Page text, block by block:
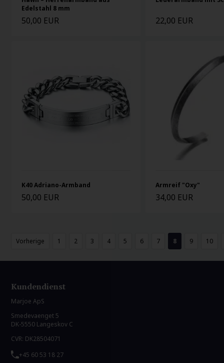
Edelstahl 8 mm
50,00 EUR 22,00 EUR
K40 Adriano-Armband
50,00 EUR
Armreif "Oxy"
34,00 EUR
Vorherige 1 2 3 4 5 6 7 8 9 10
Kundendienst
Marjoe ApS
Smedevaenget 5
DK-5550 Langeskov C
CVR: DK28504071
+45 60 53 18 27